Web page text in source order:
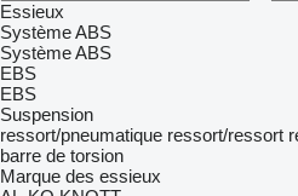
Essieux
Système ABS
Système ABS
EBS
EBS
Suspension
ressort/pneumatique ressort/ressort
barre de torsion
Marque des essieux